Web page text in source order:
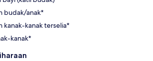
budak/anak*
kanak-kanak terselia*
kanak*